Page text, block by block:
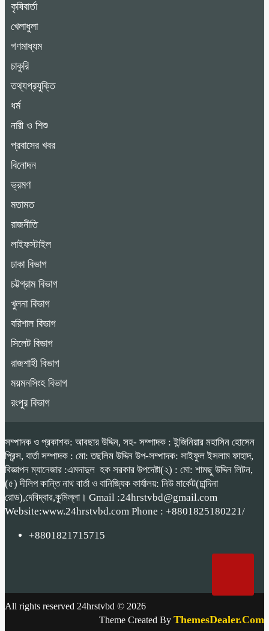
কৃষিবার্তা
খেলাধুলা
গণমাধ্যম
চাকুরি
তথ্যপ্রযুক্তি
ধর্ম
নারী ও শিশু
প্রবাসের খবর
বিনোদন
ভ্রমণ
মতামত
রাজনীতি
লাইফস্টাইল
ঢাকা বিভাগ
চট্টগ্রাম বিভাগ
খুলনা বিভাগ
বরিশাল বিভাগ
সিলেট বিভাগ
রাজশাহী বিভাগ
ময়মনসিংহ বিভাগ
রংপুর বিভাগ
সম্পাদক ও প্রকাশক: আবছার উদ্দিন, সহ- সম্পাদক : ইন্জিনিয়ার মহাসিন হোসেন
প্রিন্স, বার্তা সম্পাদক : মো: তছলিম উদ্দিন উপ-সম্পাদক: সাইফুল ইসলাম ফাহাদ,
বিজ্ঞাপন ম্যানেজার :এমদাদুল হক সরকার উপদেষ্টা(২) : মো: শামছু উদ্দিন লিটন,
(৫) দীলিপ কান্তি নাথ বার্তা ও বানিজ্যিক কার্যালয়: নিউ মার্কেট(চান্দিনা
রোড),দেবিদ্বার,কুমিল্লা। Gmail :24hrstvbd@gmail.com
Website:www.24hrstvbd.com Phone : +8801825180221/
+8801821715715
All rights reserved 24hrstvbd © 2026
Theme Created By ThemesDealer.Com